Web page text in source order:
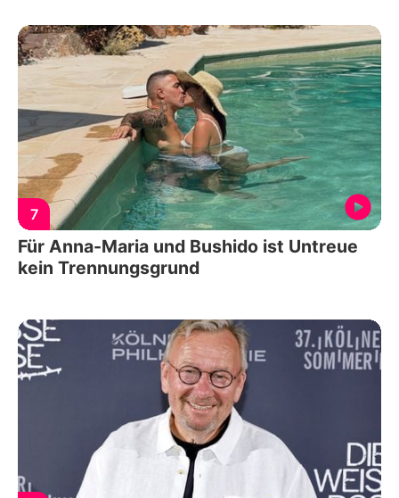
7
Für Anna-Maria und Bushido ist Untreue
kein Trennungsgrund